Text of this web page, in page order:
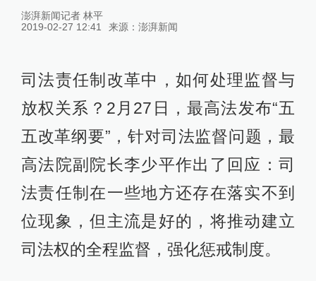
澎湃新闻记者 林平
2019-02-27 12:41
来源： 澎湃新闻
司法责任制改革中，如何处理监督与
放权关系？2月27日，最高法发布“五
五改革纲要”，针对司法监督问题，最
高法院副院长李少平作出了回应：司
法责任制在一些地方还存在落实不到
位现象，但主流是好的，将推动建立
司法权的全程监督，强化惩戒制度。